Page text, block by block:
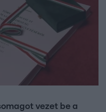
vezet be a